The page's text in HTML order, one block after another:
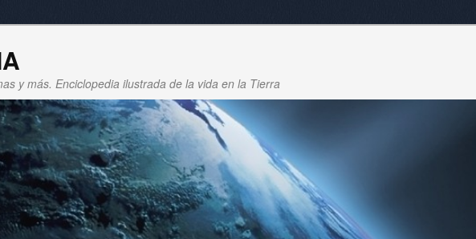
y más. Enciclopedia ilustrada de la vida en la Tierra